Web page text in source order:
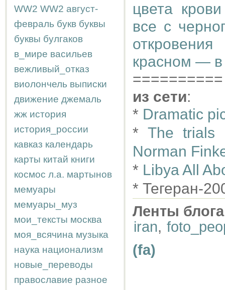
WW2 WW2 август-
февраль букв буквы
буквы булгаков
в_мире васильев
вежливый_отказ
виолончель выписки
движение джемаль
жж история
история_россии
кавказ календарь
карты китай книги
космос л.а. мартынов
мемуары
мемуары_муз
мои_тексты москва
моя_всячина музыка
наука национализм
новые_переводы
православие разное
цвета
все с
красном — в
==========
из сети:
* Dramatic
* The trials
Norman
* Libya All
* Тегеран-
Ленты
iran,
(fa)